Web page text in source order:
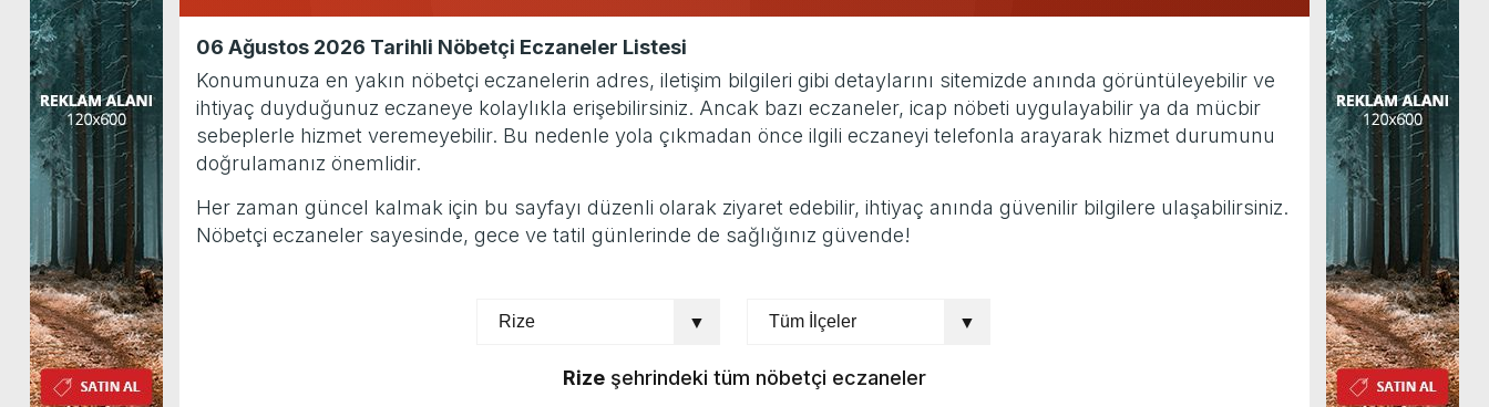
06 Ağustos 2026 Tarihli Nöbetçi Eczaneler Listesi
Konumunuza en yakın nöbetçi eczanelerin adres, iletişim bilgileri gibi detaylarını sitemizde anında görüntüleyebilir ve
ihtiyaç duyduğunuz eczaneye kolaylıkla erişebilirsiniz. Ancak bazı eczaneler, icap nöbeti uygulayabilir ya da mücbir
sebeplerle hizmet veremeyebilir. Bu nedenle yola çıkmadan önce ilgili eczaneyi telefonla arayarak hizmet durumunu
doğrulamanız önemlidir.
Her zaman güncel kalmak için bu sayfayı düzenli olarak ziyaret edebilir, ihtiyaç anında güvenilir bilgilere ulaşabilirsiniz.
Nöbetçi eczaneler sayesinde, gece ve tatil günlerinde de sağlığınız güvende!
Rize şehrindeki tüm nöbetçi eczaneler